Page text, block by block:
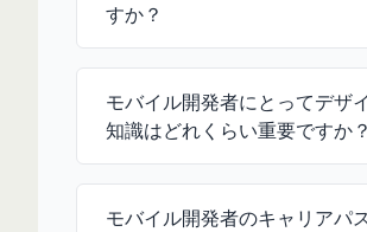
すか？
モバイル開発者にとってデザ
知識はどれくらい重要ですか？
モバイル開発者のキャリアパ